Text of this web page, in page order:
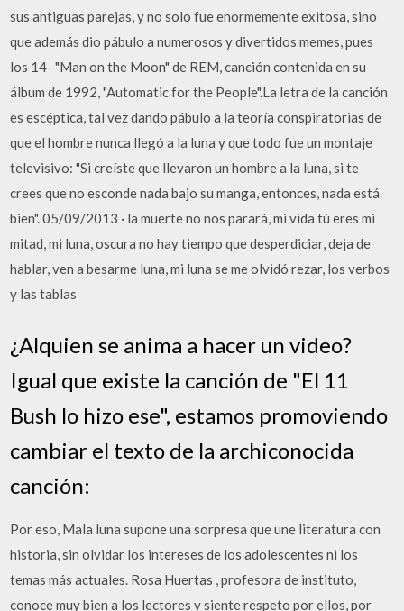
sus antiguas parejas, y no solo fue enormemente exitosa, sino
que además dio pábulo a numerosos y divertidos memes, pues
los 14- "Man on the Moon" de REM, canción contenida en su
álbum de 1992, "Automatic for the People".La letra de la canción
es escéptica, tal vez dando pábulo a la teoría conspiratorias de
que el hombre nunca llegó a la luna y que todo fue un montaje
televisivo: "Si creíste que llevaron un hombre a la luna, si te
crees que no esconde nada bajo su manga, entonces, nada está
bien". 05/09/2013 · la muerte no nos parará, mi vida tú eres mi
mitad, mi luna, oscura no hay tiempo que desperdiciar, deja de
hablar, ven a besarme luna, mi luna se me olvidó rezar, los verbos
y las tablas
¿Alquien se anima a hacer un video?
Igual que existe la canción de "El 11
Bush lo hizo ese", estamos promoviendo
cambiar el texto de la archiconocida
canción:
Por eso, Mala luna supone una sorpresa que une literatura con
historia, sin olvidar los intereses de los adolescentes ni los
temas más actuales. Rosa Huertas , profesora de instituto,
conoce muy bien a los lectores y siente respeto por ellos, por